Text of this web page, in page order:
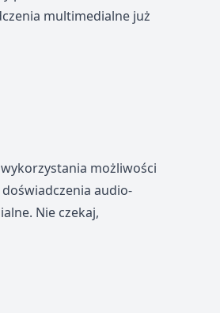
multimedialne już
możliwości
audio-
Nie czekaj,